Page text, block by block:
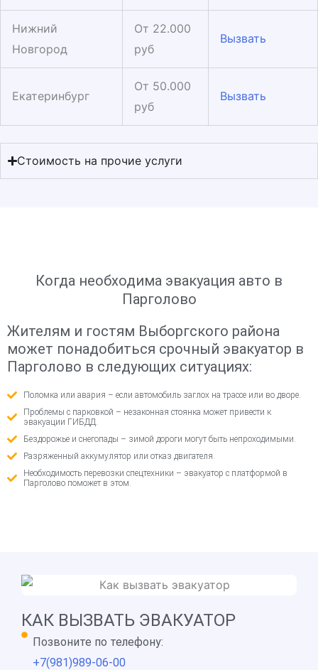
Нижний
Новгород
От 22.000
руб
Вызвать
Екатеринбург
От 50.000
руб
Вызвать
Стоимость на прочие услуги
Когда необходима эвакуация авто в
Парголово
Жителям и гостям Выборгского района
может понадобиться срочный эвакуатор в
Парголово в следующих ситуациях:
Поломка или авария – если автомобиль заглох на трассе или во дворе.
Проблемы с парковкой – незаконная стоянка может привести к
эвакуации ГИБДД.
Бездорожье и снегопады – зимой дороги могут быть непроходимыми.
Разряженный аккумулятор или отказ двигателя.
Необходимость перевозки спецтехники – эвакуатор с платформой в
Парголово поможет в этом.
КАК ВЫЗВАТЬ ЭВАКУАТОР
Позвоните по телефону:
+7(981)989-06-00